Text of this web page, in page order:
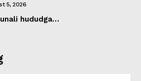
5, 2026
hududga…